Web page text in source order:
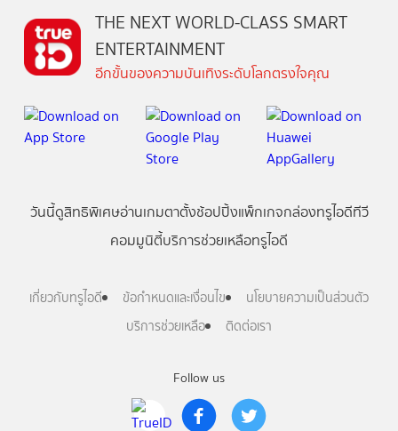
Follow us
THE NEXT WORLD-CLASS SMART
ENTERTAINMENT
อีกขั้นของความบันเทิงระดับโลกตรงใจคุณ
วันนี้ดูสิทธิพิเศษอ่านเกมตาตั้งช้อปปิ้งแพ็กเกจกล่องทรูไอดีทีวี
คอมมูนิตี้บริการช่วยเหลือทรูไอดี
เกี่ยวกับทรูไอดี ข้อกำหนดและเงื่อนไข
นโยบายความเป็นส่วนตัว
บริการช่วยเหลือ
ติดต่อเรา